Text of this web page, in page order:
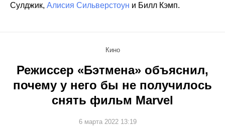
Сулджик, Алисия Сильверстоун и Билл Кэмп.
Кино
Режиссер «Бэтмена» объяснил,
почему у него бы не получилось
снять фильм Marvel
6 марта 2022 13:19